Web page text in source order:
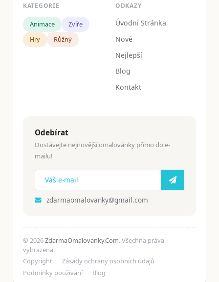
KATEGORIE
Animace
Zvíře
Hry
Růžný
ODKAZY
Úvodní Stránka
Nové
Nejlepší
Blog
Kontakt
Odebírat
Dostávejte nejnovější omalovánky přímo do e-
mailu!
zdarmaomalovanky@gmail.com
© 2026ZdarmaOmalovanky.Com. Všechna práva
vyhrazena.
Copyright
Zásady ochrany osobních údajů
Podmínky používání
Blog